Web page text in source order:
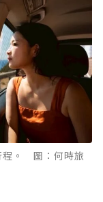
程。 圖：何時旅